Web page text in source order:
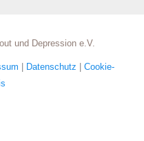
und Depression e.V.
| Datenschutz | Cookie-